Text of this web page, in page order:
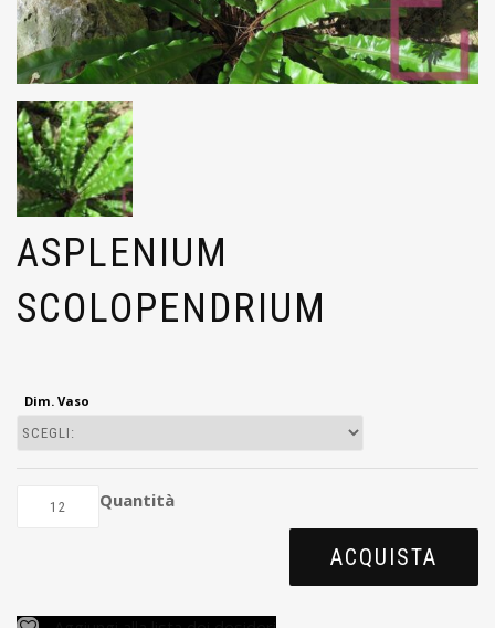
ASPLENIUM
SCOLOPENDRIUM
Dim. Vaso
Quantità
ACQUISTA